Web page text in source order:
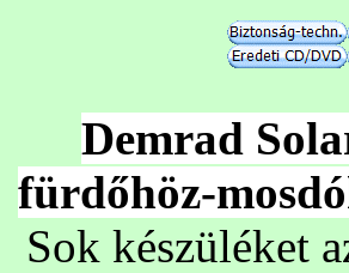
Demrad
fürdőhöz-
Sok készüléket